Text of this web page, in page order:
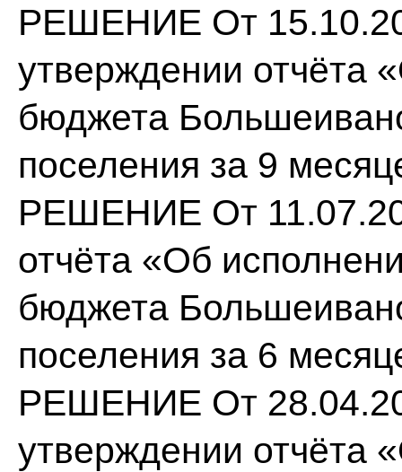
РЕШЕНИЕ От
утверждении отчёта
бюджета
поселения за 9
РЕШЕНИЕ От
отчёта «Об
бюджета
поселения за 6
РЕШЕНИЕ От
утверждении отчёта